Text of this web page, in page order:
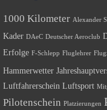
1000 Kilometer Alexander
Kader DAeC Deutscher Aeroclub
Erfolge F-Schlepp Fluglehrer
Hammerwetter
Luftfahrerschein Luftsport
Pilotenschein Platzierungen